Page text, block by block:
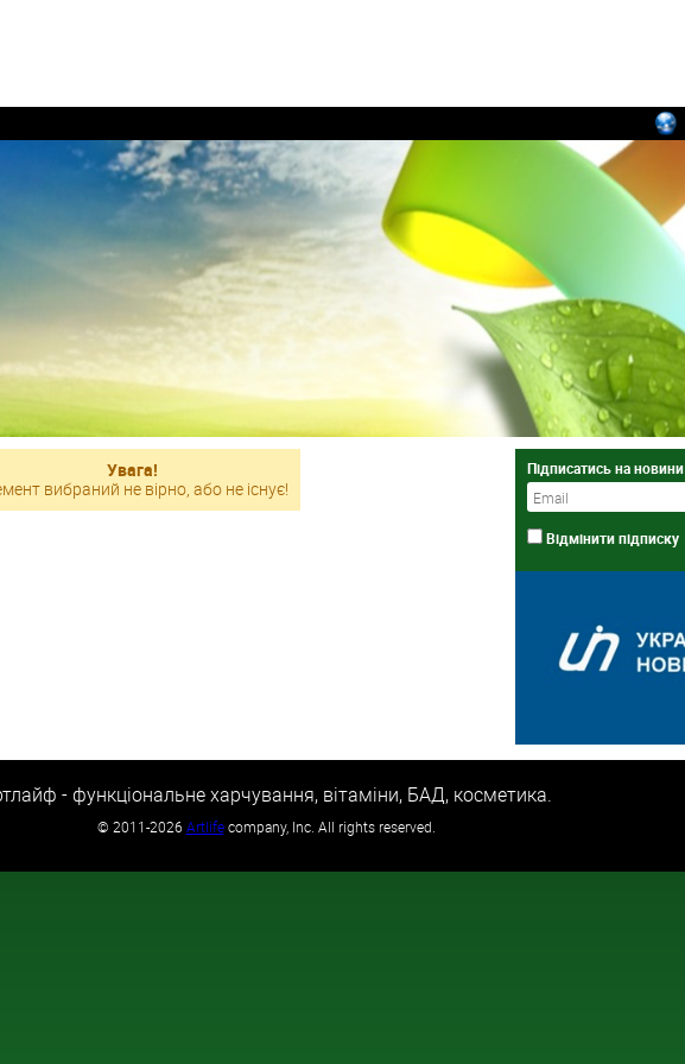
Увага!
вибраний не вірно, або не існує!
Підписатись на новини
Відмінити підписку
- функціональне харчування, вітаміни, БАД, косметика.
© 2011-2026 Artlifecompany, Inc. All rights reserved.